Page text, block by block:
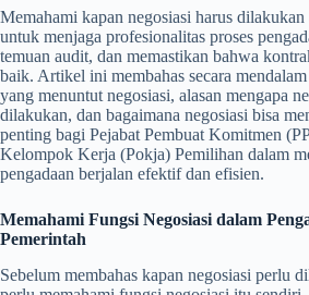
Memahami kapan negosiasi harus
untuk menjaga profesionalitas proses
temuan audit, dan memastikan bahwa
baik. Artikel ini membahas secara
yang menuntut negosiasi, alasan mengapa
dilakukan, dan bagaimana negosiasi bisa
penting bagi Pejabat Pembuat Komitmen
Kelompok Kerja (Pokja) Pemilihan dalam
pengadaan berjalan efektif dan efisien.
Memahami Fungsi Negosiasi dalam
Pemerintah
Sebelum membahas kapan negosiasi perlu